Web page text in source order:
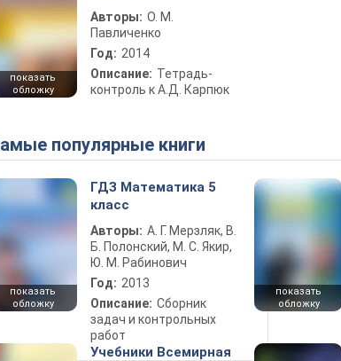
показать
обложку
Авторы: О. М.
Павличенко
Год: 2014
Описание: Тетрадь-
контроль к А.Д. Карпюк
Самые популярные книги
показать
обложку
ГДЗ Математика 5
класс
Авторы: А. Г. Мерзляк, В.
Б. Полонский, М. С. Якир,
Ю. М. Рабинович
Год: 2013
Описание: Сборник
задач и контрольных
работ
показать
обложку
Учебники Всемирная